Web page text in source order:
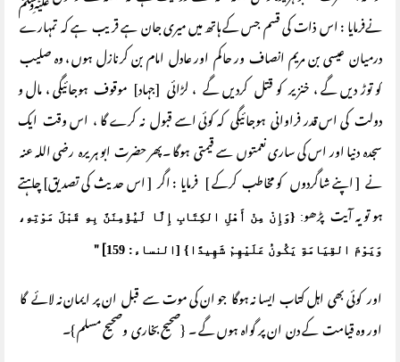
نےفرمایا : اس ذات کی قسم جس کے ہاتھ میں میری جان ہے قریب ہے کہ تمہارے
درمیان عیسی بن مریم انصاف ور حاکم اور عادل امام بن کر نازل ہوں ، وہ صلیب
کو توڑ دیں گے ، خنزیر کو قتل کردیں گے ، لڑائی [جہاد] موقوف ہوجائیگی ، مال و
دولت کی اس قدر فراوانی ہوجائیگی کہ کوئی اسے قبول نہ کرے گا ، اس وقت ایک
سجدہ دنیا اور اس کی ساری نعمتوں سے قیمتی ہوگا ۔پھر حضرت ابو ہریرہ رضی اللہ عنہ
نے [ اپنے شاگردوں کو مخاطب کرکے ] فرمایا : اگر [ اس حدیث کی تصدیق] چاہتے
ہو تو یہ آیت پڑھو: {وَإِنْ مِنْ أَهْلِ الكِتَابِ إِلَّا لَيُؤْمِنَنَّ بِهِ قَبْلَ مَوْتِهِ،
وَيَوْمَ القِيَامَةِ يَكُونُ عَلَيْهِمْ شَهِيدًا} [النساء: 159 ]
"
اور کوئی بھی اہل کتاب ایسا نہ ہوگا جو ان کی موت سے قبل ان پر ایمان نہ لائے گا
اور وہ قیامت کے دن ان پر گواہ ہوں گے ۔ {صحیح بخاری وصحیح مسلم }۔